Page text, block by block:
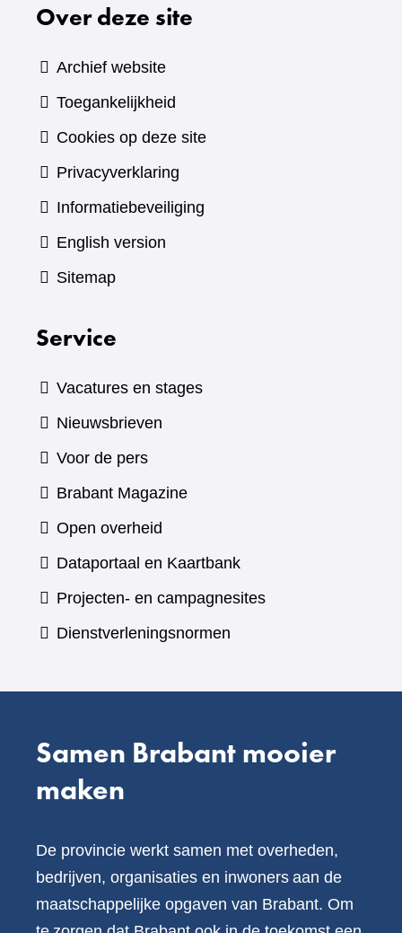
Over deze site
Archief website
Toegankelijkheid
Cookies op deze site
Privacyverklaring
Informatiebeveiliging
English version
Sitemap
Service
Vacatures en stages
Nieuwsbrieven
Voor de pers
Brabant Magazine(verwijst
andere
website)
Open overheid
Dataportaal en Kaartbank(verwijst
naar
Projecten- en campagnesites
Dienstverleningsnormen
Samen Brabant mooier
maken
De provincie werkt samen met overheden,
bedrijven, organisaties en inwoners aan de
maatschappelijke opgaven van Brabant. Om